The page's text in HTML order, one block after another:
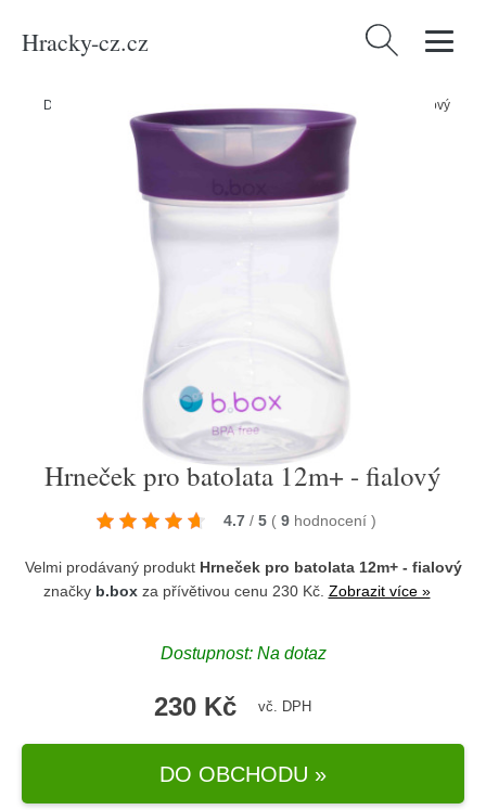
Hracky-cz.cz Vyhledávání
Domů Děti a kojenci/Hrneček pro batolata 12m+ - fialový
Hrneček pro batolata 12m+ - fialový
4.7 / 5 ( 9 hodnocení )
Velmi prodávaný produkt Hrneček pro batolata 12m+ - fialový
značky b.boxza přívětivou cenu 230 Kč. Zobrazit více »
Dostupnost: Na dotaz
230 Kč vč. DPH
DO OBCHODU »